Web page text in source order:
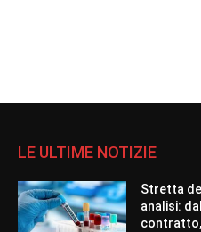
LE ULTIME NOTIZIE
Stretta
analisi: